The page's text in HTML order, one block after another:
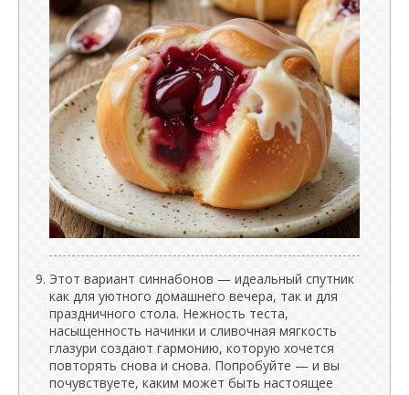
Этот вариант синнабонов — идеальный спутник
как для уютного домашнего вечера, так и для
праздничного стола. Нежность теста,
насыщенность начинки и сливочная мягкость
глазури создают гармонию, которую хочется
повторять снова и снова. Попробуйте — и вы
почувствуете, каким может быть настоящее